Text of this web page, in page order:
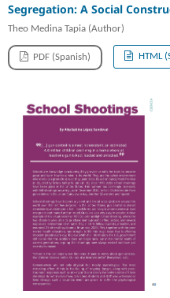
Segregation: A Social
Theo Medina Tapia (Author)
PDF (Spanish) HTML